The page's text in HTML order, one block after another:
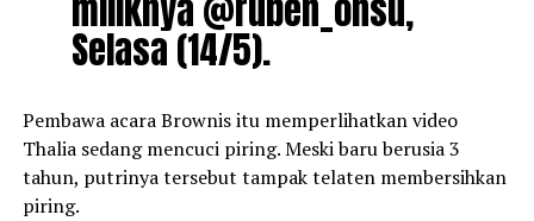
Selasa (14/5).
Pembawa acara Brownis itu memperlihatkan video
Thalia sedang mencuci piring. Meski baru berusia 3
tahun, putrinya tersebut tampak telaten membersihkan
piring.